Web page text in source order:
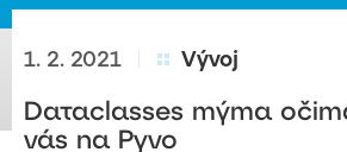
1. 2. 2021 Vývoj
Dataclasses mýma
vás na Pyvo